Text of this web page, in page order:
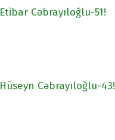
Etibar Cəbrayıloğlu-51!
Hüseyn Cəbrayıloğlu-43!